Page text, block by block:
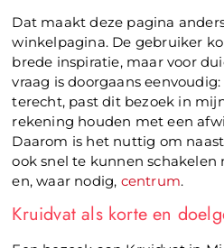
Dat maakt deze pagina
winkelpagina. De gebruiker
brede inspiratie, maar voor
vraag is doorgaans
terecht, past dit bezoek in
rekening houden met een
Daarom is het nuttig om
ook snel te kunnen schakelen
en, waar nodig, centrum.
Kruidvat als korte en